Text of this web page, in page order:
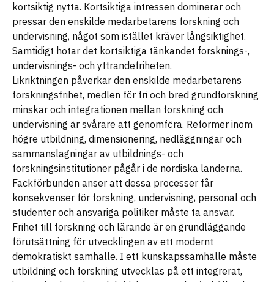
kortsiktig nytta. Kortsiktiga intressen dominerar och
pressar den enskilde medarbetarens forskning och
undervisning, något som istället kräver långsiktighet.
Samtidigt hotar det kortsiktiga tänkandet forsknings-,
undervisnings- och yttrandefriheten.
Likriktningen påverkar den enskilde medarbetarens
forskningsfrihet, medlen för fri och bred grundforskning
minskar och integrationen mellan forskning och
undervisning är svårare att genomföra. Reformer inom
högre utbildning, dimensionering, nedläggningar och
sammanslagningar av utbildnings- och
forskningsinstitutioner pågår i de nordiska länderna.
Fackförbunden anser att dessa processer får
konsekvenser för forskning, undervisning, personal och
studenter och ansvariga politiker måste ta ansvar.
Frihet till forskning och lärande är en grundläggande
förutsättning för utvecklingen av ett modernt
demokratiskt samhälle. I ett kunskapssamhälle måste
utbildning och forskning utvecklas på ett integrerat,